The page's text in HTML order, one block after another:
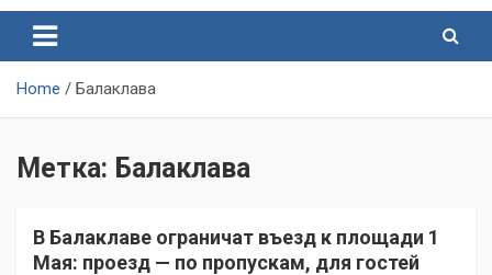
Севастополя
Севастополя
Home Балаклава
Метка: Балаклава
В Балаклаве ограничат въезд к площади 1
Мая: проезд — по пропускам, для гостей